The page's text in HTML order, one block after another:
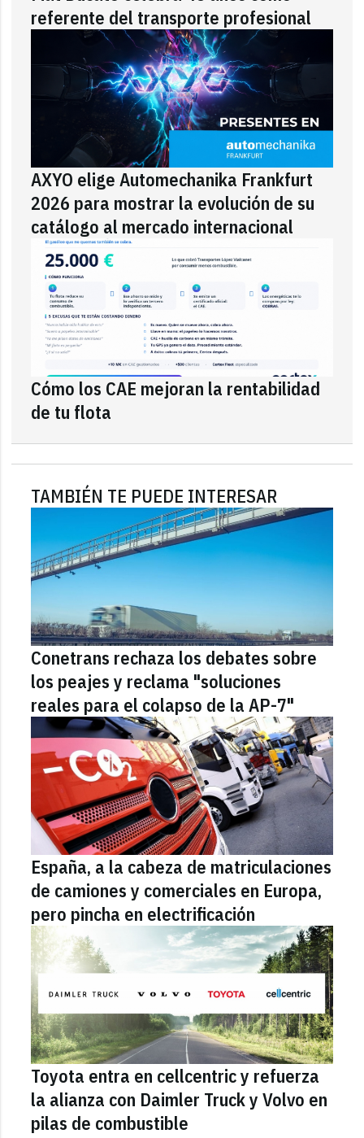
referente del transporte profesional
AXYO elige Automechanika Frankfurt
2026 para mostrar la evolución de su
catálogo al mercado internacional
Cómo los CAE mejoran la rentabilidad
de tu flota
TAMBIÉN TE PUEDE INTERESAR
Conetrans rechaza los debates sobre
los peajes y reclama "soluciones
reales para el colapso de la AP-7"
España, a la cabeza de matriculaciones
de camiones y comerciales en Europa,
pero pincha en electrificación
Toyota entra en cellcentric y refuerza
la alianza con Daimler Truck y Volvo en
pilas de combustible